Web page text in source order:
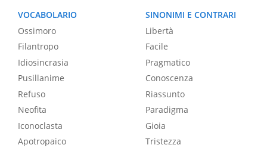
VOCABOLARIO
Ossimoro
Filantropo
Idiosincrasia
Pusillanime
Refuso
Neofita
Iconoclasta
Apotropaico
SINONIMI E CONTRARI
Libertà
Facile
Pragmatico
Conoscenza
Riassunto
Paradigma
Gioia
Tristezza